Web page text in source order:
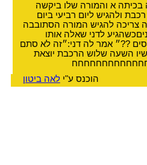
דני היה בכיתה א והמורה שלו ביקשה
ולהגיש ליום רביעי ביום
צריכה להגיש המורה הסתובבה
לדני שאלה אותו
??״ אמר לה דני:״זה לא סתם
השעה שלוש הרכבת יוצאת
הוכנס ע"ילאה ביטון